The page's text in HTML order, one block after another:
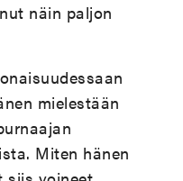
näin paljon
mielestään
Miten hänen